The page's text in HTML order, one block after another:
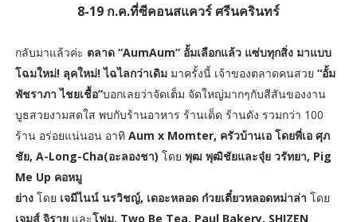
8-19 ก.ค.ที่ซีคอนสแควร์ ศรีนครินทร์
กลับมาแล้วค่ะ ตลาด “AumAum” อั้มเลือกแล้ว แซ่บทุกสิ่ง มาแบบ
โฉมใหม่! ลุคใหม่! ไฉไลกว่าเดิม มาครั้งนี้ เจ้าของตลาดคนสวย “อั้ม
พัชราภา ไชยเชื้อ”บอกเลยว่าจัดเต็ม จัดใหญ่มากๆกับสีสันของงาน
บูธสวยงามสดใส พบกับร้านอาหาร ร้านเด็ด ร้านดัง รวมกว่า 100
ร้าน อร่อยแน่นอน อาทิAum x Momter, ครัวบ้านเอ โดยพี่เอ ศุภ
ชัย, A-Long-Cha(อะลองชา) โดย พุฒ พุฒิชัยและจุ๋ย วรัทยา, Pig
Me Up คอหมู
ย่าง โดย เจมีไนน์ นรวิชญ์, เดอะหลอด ก๋วยเตี๋ยวหลอดหม่าล่า โดย
เจมส์ จิรายุ และโฟม, Two Be Tea, Paul Bakery, SHIZEN